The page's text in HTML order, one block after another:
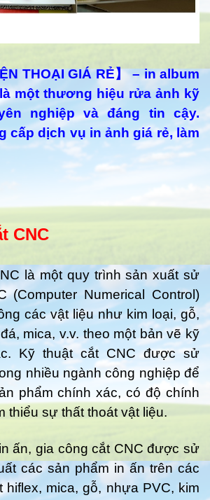
THOẠI GIÁ RẺ】 – in album
một thương hiệu rửa ảnh kỹ
nghiệp và đáng tin cậy.
cấp dịch vụ in ảnh giá rẻ, làm
CNC
là một quy trình sản xuất sử
(Computer Numerical Control)
các vật liệu như kim loại, gỗ,
mica, v.v. theo một bản vẽ kỹ
Kỹ thuật cắt CNC được sử
nhiều ngành công nghiệp để
phẩm chính xác, có độ chính
thiểu sự thất thoát vật liệu.
ấn, gia công cắt CNC được sử
các sản phẩm in ấn trên các
hiflex, mica, gỗ, nhựa PVC, kim